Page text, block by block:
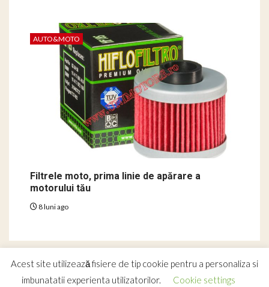
AUTO&MOTO
Filtrele moto, prima linie de apărare a
motorului tău
8 luni ago
Copyright © 2018-2025 - Toate drepturile rezervate.
Acest site utilizează fisiere de tip cookie pentru a personaliza si
imbunatatii experienta utilizatorilor.
Cookie settings